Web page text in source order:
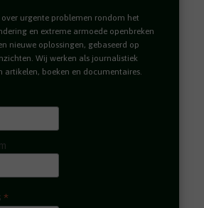
urgente problemen rondom het
en extreme armoede openbreken
nieuwe oplossingen, gebaseerd op
Wij werken als journalistiek
artikelen, boeken en documentaires.
*